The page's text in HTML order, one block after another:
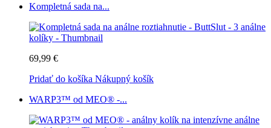
Kompletná sada na...
69,99 €
Pridať do košíka Nákupný košík
WARP3™ od MEO® -...